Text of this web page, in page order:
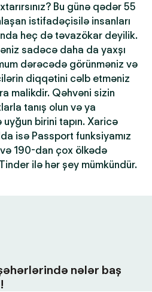
Bu günə qədər 55
istifadəçisilə insanları
heç də təvazökar deyilik.
sadəcə daha da yaxşı
dərəcədə görünməniz və
diqqətini cəlb etməniz
malikdir. Qəhvəni sizin
tanış olun və ya
birini tapın. Xaricə
isə Passport funksiyamız
190-dan çox ölkədə
ilə hər şey mümkündür.
nələr baş